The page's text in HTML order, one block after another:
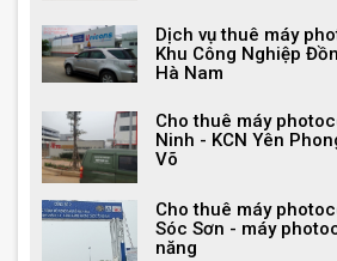
Dịch vụ thuê máy
Khu Công Nghiệp
Hà Nam
Cho thuê máy
Ninh - KCN Yên
Võ
Cho thuê máy
Sóc Sơn - máy
năng